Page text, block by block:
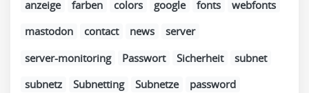
anzeige farben colors google fonts
webfonts
mastodon
contact news
server
server-monitoring
Passwort Sicherheit
subnet
subnetz
Subnetting Subnetze
password